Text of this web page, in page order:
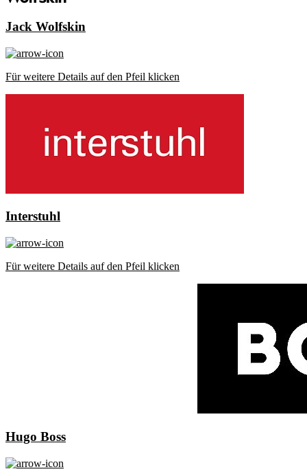
Jack Wolfskin
Für weitere Details auf den Pfeil klicken
Interstuhl
Für weitere Details auf den Pfeil klicken
Hugo Boss